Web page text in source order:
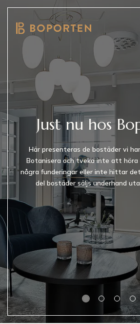
Just nu hos
Här presenteras de bostäder vi
Botanisera och tveka inte att höra
några funderingar eller inte hittar
del bostäder säljs underhand